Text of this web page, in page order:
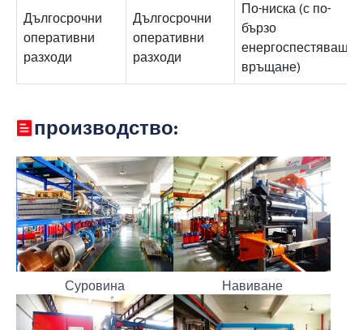
Дългосрочни
оперативни
разходи
Дългосрочни
оперативни
разходи
По-ниска (с по-
бързо
енергоспестяващо
връщане)
производство:
Суровина Навиване